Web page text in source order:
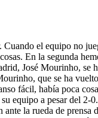
el equipo no
En la segunda
José Mourinho, se
que se ha
fácil, había poca
su equipo a pesar del
ante la rueda de